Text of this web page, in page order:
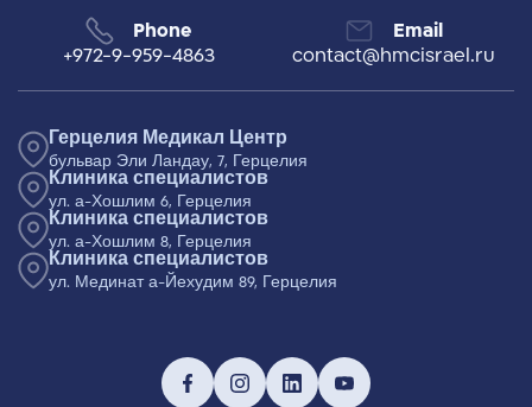
Phone
+972-9-959-4863
Email
contact@hmcisrael.ru
Герцелия Медикал Центр
бульвар Эли Ландау, 7, Герцелия
Клиника специалистов
ул. а-Хошлим 6, Герцелия
Клиника специалистов
ул. а-Хошлим 8, Герцелия
Клиника специалистов
ул. Мединат а-Йехудим 89, Герцелия